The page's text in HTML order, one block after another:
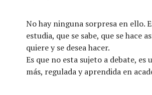
No hay ninguna sorpresa en ello.
estudia, que se sabe, que se hace
quiere y se desea hacer.
Es que no esta sujeto a debate, es
más, regulada y aprendida en